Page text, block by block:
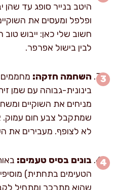
היטב בנייר סופג עד
ופלפל ומעסים את
חשוב שלי כאן: ייבוש
לבין בישול אפרפר.
השחמה חזקה:
בינונית-גבוהה עם שמן
שמתקבל צבע חום עמוק.
לא לצופף. מעבירים את
בונים בסיס טעמים:
שהוא מתרכך ומתחיל